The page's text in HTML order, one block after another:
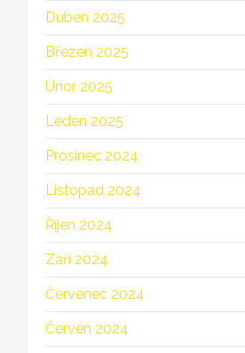
Duben 2025
Březen 2025
Únor 2025
Leden 2025
Prosinec 2024
Listopad 2024
Říjen 2024
Září 2024
Červenec 2024
Červen 2024